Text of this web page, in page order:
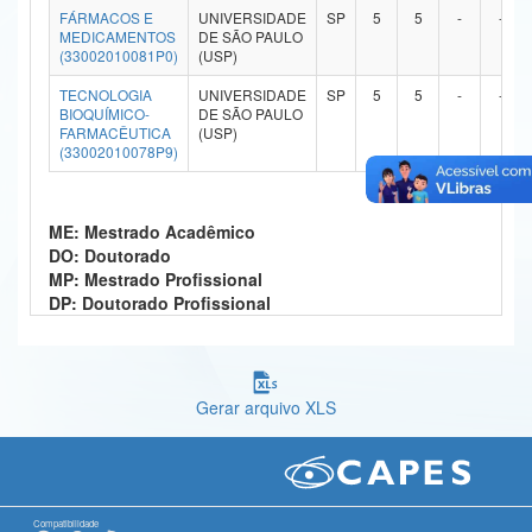
Ministério da Ciência, Tecnologia, Inovações e Comunicações
Ministério do Meio Ambiente
Ministério do Turismo
Ministério do Desenvolvimento Regional
Ministério da Mulher, da Família e dos Direitos Humanos
Secretaria-Geral
Gabinete de Segurança Institucional
Banco Central do Brasil
FÁRMACOS E
MEDICAMENTOS
(33002010081P0)
UNIVERSIDADE
DE SÃO PAULO
(USP)
SP 5 5 - -
TECNOLOGIA
BIOQUÍMICO-
FARMACÊUTICA
(33002010078P9)
UNIVERSIDADE
DE SÃO PAULO
(USP)
SP 5 5 - -
ME: Mestrado Acadêmico
DO: Doutorado
MP: Mestrado Profissional
DP: Doutorado Profissional
Gerar arquivo XLS
Compatibilidade